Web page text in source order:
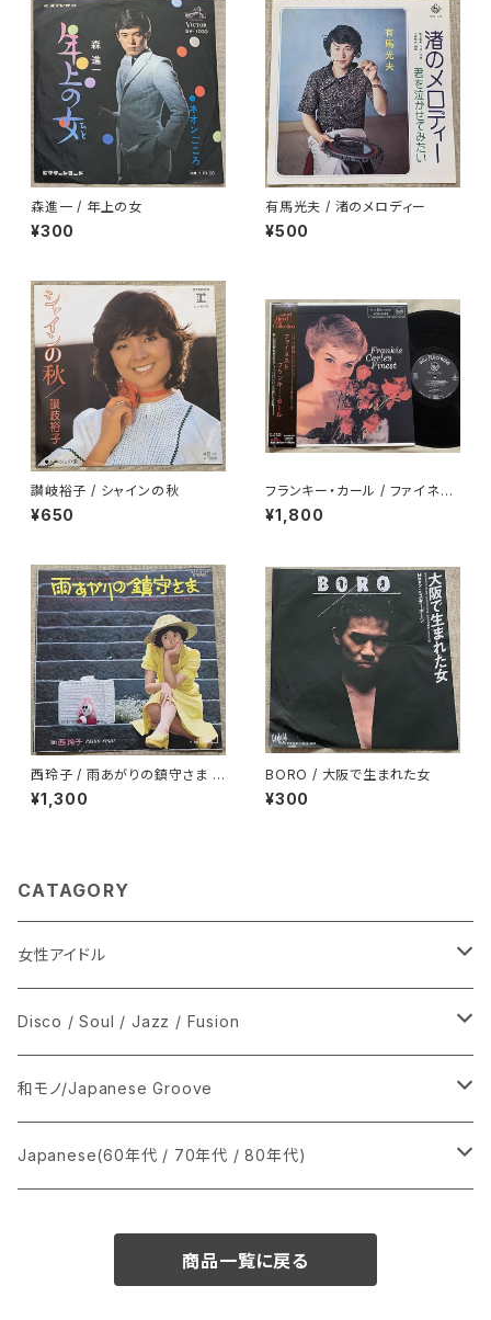
森進一 / 年上の女
¥300
有馬光夫 / 渚のメロディー
¥500
讃岐裕子 / シャインの秋
¥650
フランキー・カール / ファイネス
ト
¥1,800
西玲子 / 雨あがりの鎮守さま プ
ロモ
¥1,300
BORO / 大阪で生まれた女
¥300
CATAGORY
女性アイドル
シングル盤
あ行
か行
LP
CD
Disco / Soul / Jazz / Fusion
シングル盤
A
12インチ・シングル
和モノ/Japanese Groove
シングル盤
Japanese(60年代 / 70年代 / 80年代)
商品一覧に戻る